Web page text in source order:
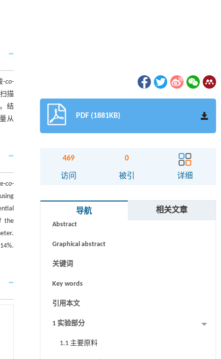
-co-
描
结
从
co-
the
PDF (1881KB)
469
访问
0
被引 详细
导航 相关文章
Abstract
Graphical abstract
关键词
Key words
引用本文
1 实验部分
1.1 主要原料